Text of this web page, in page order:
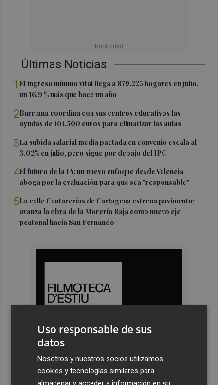
Últimas Noticias
1 El ingreso mínimo vital llega a 879.225 hogares en julio,
un 16,9 % más que hace un año
2Burriana coordina con sus centros educativos las
ayudas de 101.500 euros para climatizar las aulas
3La subida salarial media pactada en convenio escala al
3,02% en julio, pero sigue por debajo del IPC
4El futuro de la IA: un nuevo enfoque desde Valencia
aboga por la evaluación para que sea "responsable"
5La calle Cantarerías de Cartagena estrena pavimento:
avanza la obra de la Morería Baja como nuevo eje
peatonal hacia San Fernando
Uso responsable de sus
datos
Nosotros y nuestros socios utilizamos
cookies y tecnologías similares para
almacenar y acceder a información en su